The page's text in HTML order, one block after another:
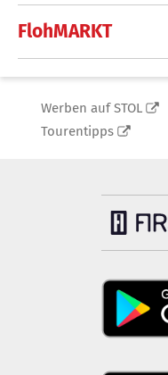
FlohMARKT
Werben auf STOL
Tourentipps